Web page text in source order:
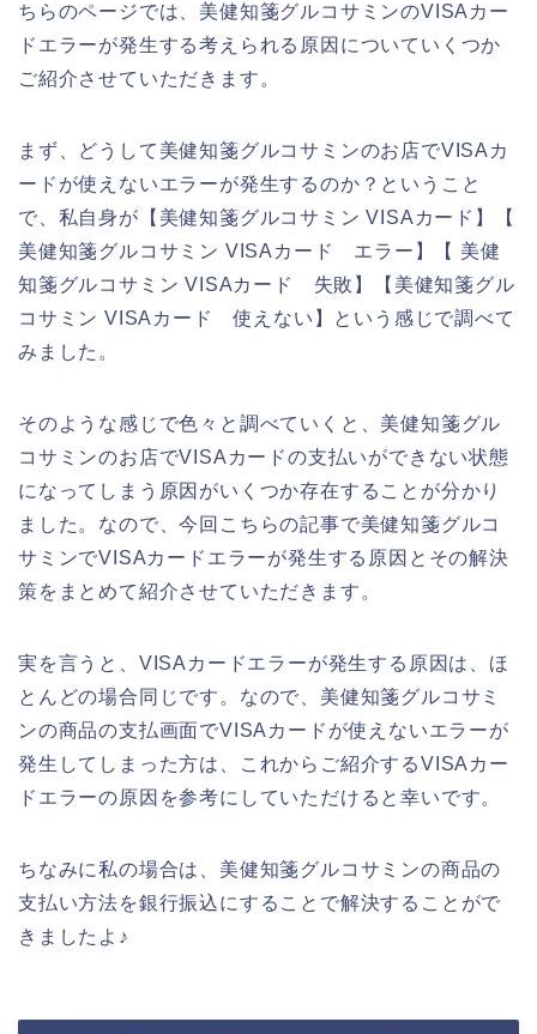
ちらのページでは、美健知箋グルコサミンのVISAカー
ドエラーが発生する考えられる原因についていくつか
ご紹介させていただきます。
まず、どうして美健知箋グルコサミンのお店でVISAカ
ードが使えないエラーが発生するのか？ということ
で、私自身が【美健知箋グルコサミン VISAカード】【
美健知箋グルコサミン VISAカード エラー】【 美健
知箋グルコサミン VISAカード 失敗】【美健知箋グル
コサミン VISAカード 使えない】という感じで調べて
みました。
そのような感じで色々と調べていくと、美健知箋グル
コサミンのお店でVISAカードの支払いができない状態
になってしまう原因がいくつか存在することが分かり
ました。なので、今回こちらの記事で美健知箋グルコ
サミンでVISAカードエラーが発生する原因とその解決
策をまとめて紹介させていただきます。
実を言うと、VISAカードエラーが発生する原因は、ほ
とんどの場合同じです。なので、美健知箋グルコサミ
ンの商品の支払画面でVISAカードが使えないエラーが
発生してしまった方は、これからご紹介するVISAカー
ドエラーの原因を参考にしていただけると幸いです。
ちなみに私の場合は、美健知箋グルコサミンの商品の
支払い方法を銀行振込にすることで解決することがで
きましたよ♪